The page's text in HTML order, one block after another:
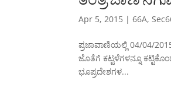
Apr 5, 2015 |66A,
ಪ್ರಜಾವಾಣಿಯಲ್ಲಿ 04/04/
ಜೊತೆಗೆ ಕಟ್ಟಳೆಗಳನ್ನೂ
ಭೂಪ್ರದೇಶಗಳ...